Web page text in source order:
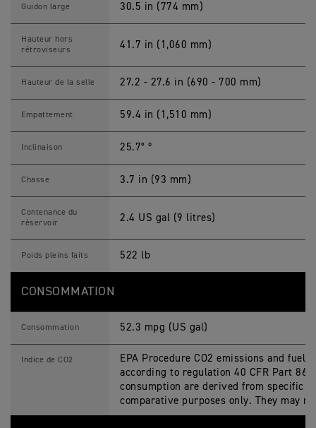
Guidon large 30.5 in (774 mm)
Hauteur hors
rétroviseurs
41.7 in (1,060 mm)
Hauteur de la selle 27.2 - 27.6 in (690 - 700 mm)
Empattement 59.4 in (1,510 mm)
Inclinaison 25.7° º
Chasse 3.7 in (93 mm)
Contenance du
réservoir
2.4 US gal (9 litres)
Poids pleins faits 522 lb
CONSOMMATION
Consommation 52.3 mpg (US gal)
Indice de CO2
EPA Procedure CO2 emissions and fuel
according to regulation 40 CFR Part 86
consumption are derived from specific
comparative purposes only. They may